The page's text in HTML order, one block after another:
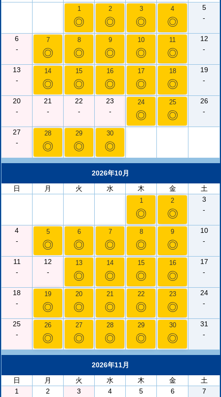
1
◎
2
◎
3
◎
4
◎
5
-
6
-
7
◎
8
◎
9
◎
10
◎
11
◎
12
-
13
-
14
◎
15
◎
16
◎
17
◎
18
◎
19
-
20
-
21
-
22
-
23
-
24
◎
25
◎
26
-
27
-
28
◎
29
◎
30
◎
2026年10月
日
月 火 水 木 金 土
1
◎
2
◎
3
-
4
-
5
◎
6
◎
7
◎
8
◎
9
◎
10
-
11
-
12
-
13
◎
14
◎
15
◎
16
◎
17
-
18
-
19
◎
20
◎
21
◎
22
◎
23
◎
24
-
25
-
26
◎
27
◎
28
◎
29
◎
30
◎
31
-
2026年11月
日
月 火 水 木 金
土
1
2
3
4
5
6
7